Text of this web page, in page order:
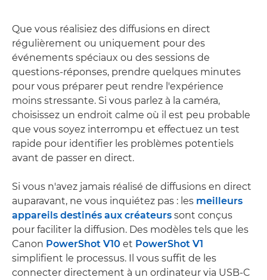
Que vous réalisiez des diffusions en direct
régulièrement ou uniquement pour des
événements spéciaux ou des sessions de
questions-réponses, prendre quelques minutes
pour vous préparer peut rendre l'expérience
moins stressante. Si vous parlez à la caméra,
choisissez un endroit calme où il est peu probable
que vous soyez interrompu et effectuez un test
rapide pour identifier les problèmes potentiels
avant de passer en direct.
Si vous n'avez jamais réalisé de diffusions en direct
auparavant, ne vous inquiétez pas : les meilleurs
appareils destinés aux créateurs sont conçus
pour faciliter la diffusion. Des modèles tels que les
Canon PowerShot V10 et PowerShot V1
simplifient le processus. Il vous suffit de les
connecter directement à un ordinateur via USB-C